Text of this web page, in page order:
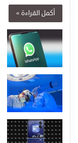
أكمل القراءة »